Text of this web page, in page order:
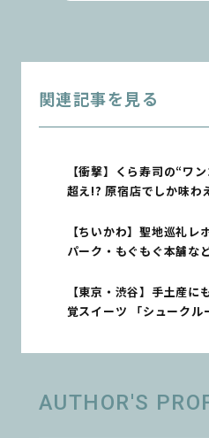
関連記事を見る
【衝撃】くら寿司の“ワ
超え!? 原宿店でしか味わ
【ちいかわ】聖地巡礼
パーク・もぐもぐ本舗な
【東京・渋谷】手土産
覚スイーツ 「シュークル
AUTHOR'S